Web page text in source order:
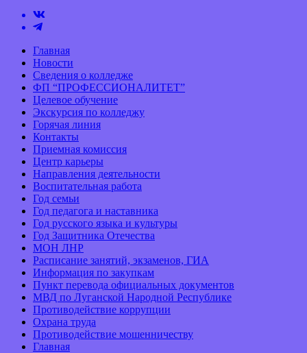
Главная
Новости
Сведения о колледже
ФП “ПРОФЕССИОНАЛИТЕТ”
Целевое обучение
Экскурсия по колледжу
Горячая линия
Контакты
Приемная комиссия
Центр карьеры
Направления деятельности
Воспитательная работа
Год семьи
Год педагога и наставника
Год русского языка и культуры
Год Защитника Отечества
МОН ЛНР
Расписание занятий, экзаменов, ГИА
Информация по закупкам
Пункт перевода официальных документов
МВД по Луганской Народной Республике
Противодействие коррупции
Охрана труда
Противодействие мошенничеству
Главная